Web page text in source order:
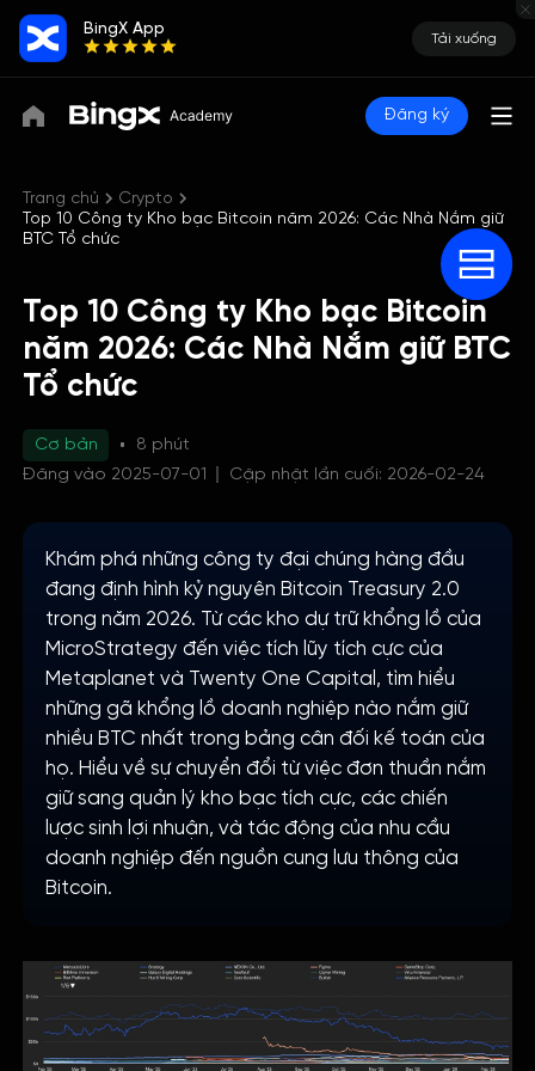
BingX App
Tải xuống
Đăng ký
Trang chủ
Crypto
Top 10 Công ty Kho bạc Bitcoin năm 2026: Các Nhà Nắm giữ
BTC Tổ chức
Top 10 Công ty Kho bạc Bitcoin
năm 2026: Các Nhà Nắm giữ BTC
Tổ chức
Cơ bản
8 phút
Đăng vào 2025-07-01
Cập nhật lần cuối: 2026-02-24
Khám phá những công ty đại chúng hàng đầu
đang định hình kỷ nguyên Bitcoin Treasury 2.0
trong năm 2026. Từ các kho dự trữ khổng lồ của
MicroStrategy đến việc tích lũy tích cực của
Metaplanet và Twenty One Capital, tìm hiểu
những gã khổng lồ doanh nghiệp nào nắm giữ
nhiều BTC nhất trong bảng cân đối kế toán của
họ. Hiểu về sự chuyển đổi từ việc đơn thuần nắm
giữ sang quản lý kho bạc tích cực, các chiến
lược sinh lợi nhuận, và tác động của nhu cầu
doanh nghiệp đến nguồn cung lưu thông của
Bitcoin.